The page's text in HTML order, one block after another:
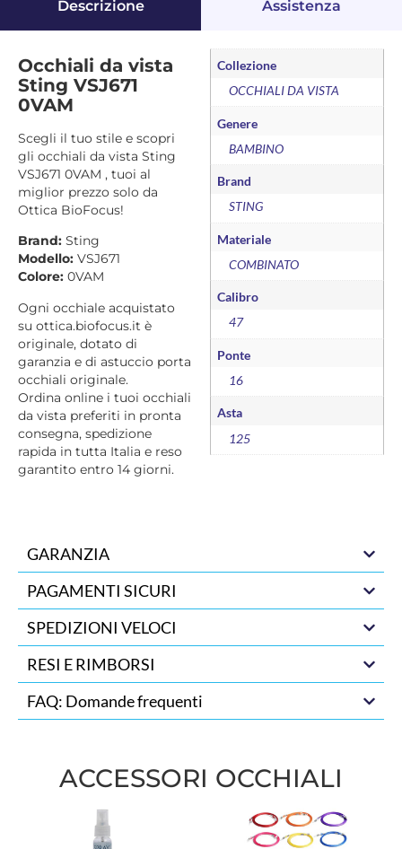
Descrizione Assistenza
Occhiali da vista
Sting VSJ671
0VAM
Scegli il tuo stile e scopri
gli occhiali da vista Sting
VSJ671 0VAM , tuoi al
miglior prezzo solo da
Ottica BioFocus!
Brand: Sting
Modello: VSJ671
Colore: 0VAM
Ogni occhiale acquistato
su ottica.biofocus.it è
originale, dotato di
garanzia e di astuccio porta
occhiali originale.
Ordina online i tuoi occhiali
da vista preferiti in pronta
consegna, spedizione
rapida in tutta Italia e reso
garantito entro 14 giorni.
Collezione
OCCHIALI DA VISTA
Genere
BAMBINO
Brand
STING
Materiale
COMBINATO
Calibro
47
Ponte
16
Asta
125
GARANZIA
PAGAMENTI SICURI
SPEDIZIONI VELOCI
RESI E RIMBORSI
FAQ: Domande frequenti
ACCESSORI OCCHIALI